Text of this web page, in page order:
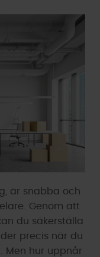
är snabba och
Genom att
du säkerställa
precis när du
Men hur uppnår